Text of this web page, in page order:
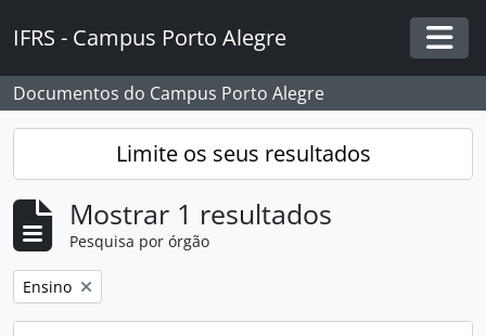
IFRS - Campus Porto Alegre
Documentos do Campus Porto Alegre
Limite os seus resultados
Mostrar 1 resultados
Pesquisa por órgão
Remover filtro:
Ensino